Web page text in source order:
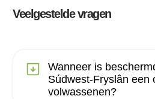
Veelgestelde vragen
Wanneer is
Súdwest-Fryslân een
volwassenen?